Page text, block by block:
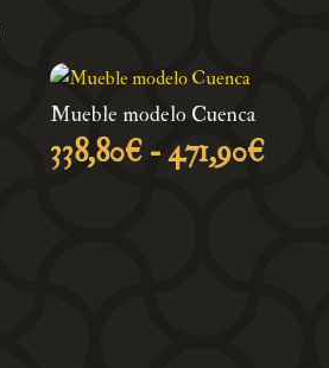
Mueble modelo Cuenca
338,80€ -471,90€Rango